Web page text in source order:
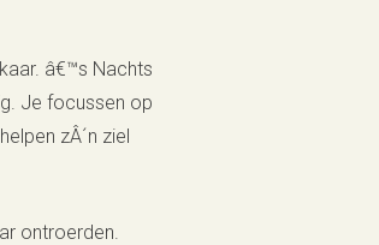
â€™s Nachts
Je focussen op
zÂ´n ziel
ontroerden.